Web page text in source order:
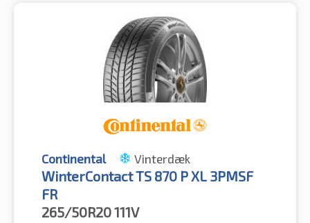
Continental Vinterdæk
WinterContact TS 870 P XL 3PMSF
FR
265/50R20111V